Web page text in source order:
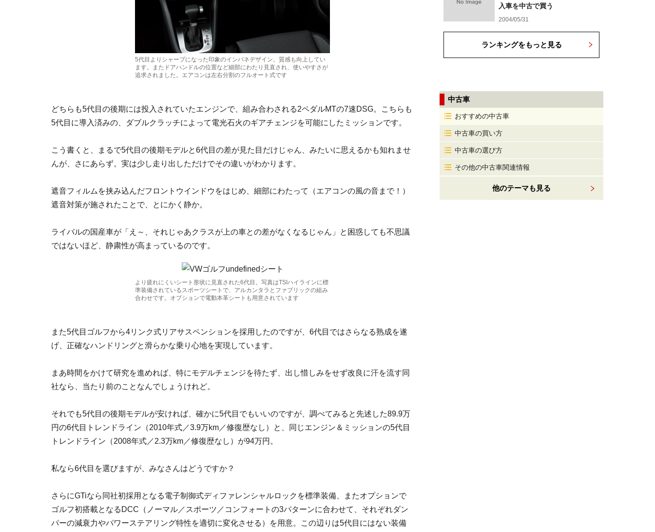
5代目よりシャープになった印象のインパネデザイン。質感も向上してい
ます。またドアハンドルの位置など細部にわたり見直され、使いやすさが
追求されました。エアコンは左右分割のフルオート式です
どちらも5代目の後期には投入されていたエンジンで、組み合わされる2ペダルMTの7速DSG。こちらも
5代目に導入済みの、ダブルクラッチによって電光石火のギアチェンジを可能にしたミッションです。
こう書くと、まるで5代目の後期モデルと6代目の差が見た目だけじゃん、みたいに思えるかも知れませ
んが、さにあらず。実は少し走り出しただけでその違いがわかります。
遮音フィルムを挟み込んだフロントウインドウをはじめ、細部にわたって（エアコンの風の音まで！）
遮音対策が施されたことで、とにかく静か。
ライバルの国産車が「え～、それじゃあクラスが上の車との差がなくなるじゃん」と困惑しても不思議
ではないほど、静粛性が高まっているのです。
より疲れにくいシート形状に見直された6代目。写真はTSIハイラインに標
準装備されているスポーツシートで、アルカンタラとファブリックの組み
合わせです。オプションで電動本革シートも用意されています
また5代目ゴルフから4リンク式リアサスペンションを採用したのですが、6代目ではさらなる熟成を遂
げ、正確なハンドリングと滑らかな乗り心地を実現しています。
まあ時間をかけて研究を進めれば、特にモデルチェンジを待たず、出し惜しみをせず改良に汗を流す同
社なら、当たり前のことなんでしょうけれど。
それでも5代目の後期モデルが安ければ、確かに5代目でもいいのですが、調べてみると先述した89.9万
円の6代目トレンドライン（2010年式／3.9万km／修復歴なし）と、同じエンジン＆ミッションの5代目
トレンドライン（2008年式／2.3万km／修復歴なし）が94万円。
私なら6代目を選びますが、みなさんはどうですか？
さらにGTiなら同社初採用となる電子制御式ディファレンシャルロックを標準装備、またオプションで
ゴルフ初搭載となるDCC（ノーマル／スポーツ／コンフォートの3パターンに合わせて、それぞれダン
パーの減衰力やパワーステアリング特性を適切に変化させる）を用意。この辺りは5代目にはない装備
入車を中古で買う
2004/05/31
ランキングをもっと見る
中古車
おすすめの中古車
中古車の買い方
中古車の選び方
その他の中古車関連情報
他のテーマも見る